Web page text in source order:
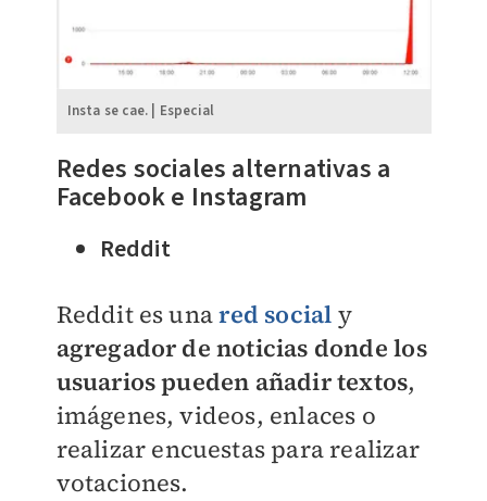
Insta se cae. | Especial
Redes sociales alternativas a
Facebook e Instagram
Reddit
Reddit es unared social y
agregador de noticias donde los
usuarios pueden añadir textos,
imágenes, videos, enlaces o
realizar encuestas para realizar
votaciones.